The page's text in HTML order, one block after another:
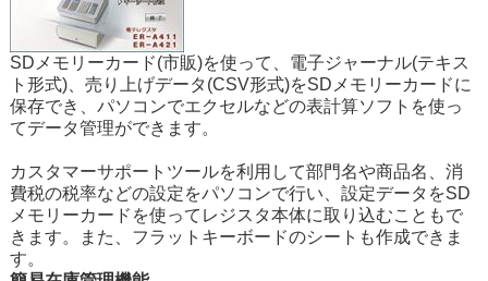
SDメモリーカード(市販)を使って、電子ジャーナル(テキス
ト形式)、売り上げデータ(CSV形式)をSDメモリーカードに
保存でき、パソコンでエクセルなどの表計算ソフトを使っ
てデータ管理ができます。
カスタマーサポートツールを利用して部門名や商品名、消
費税の税率などの設定をパソコンで行い、設定データをSD
メモリーカードを使ってレジスタ本体に取り込むこともで
きます。また、フラットキーボードのシートも作成できま
す。